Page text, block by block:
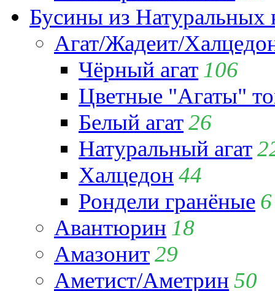
Бусины из Натуральных
Агат/Жадеит/
Чёрный агат 106
Цветные "Агаты"
Белый агат26
Натуральный агат
Халцедон 44
Рондели гранёные 6
Авантюрин 18
Амазонит29
Аметист/Аметрин 50